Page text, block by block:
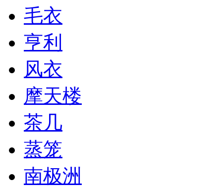
毛衣
亨利
风衣
摩天楼
茶几
蒸笼
南极洲